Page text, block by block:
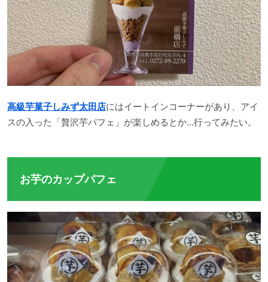
高級芋菓子しみず太田店にはイートインコーナーがあり、アイ
スの入った「贅沢芋パフェ」が楽しめるとか…行ってみたい。
お芋のカップパフェ